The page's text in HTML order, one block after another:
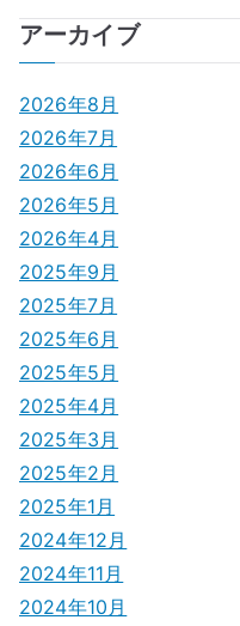
ナ
ビ
ゲ
ー
シ
ョ
ン
アーカイブ
2026年8月
2026年7月
2026年6月
2026年5月
2026年4月
2025年9月
2025年7月
2025年6月
2025年5月
2025年4月
2025年3月
2025年2月
2025年1月
2024年12月
2024年11月
2024年10月